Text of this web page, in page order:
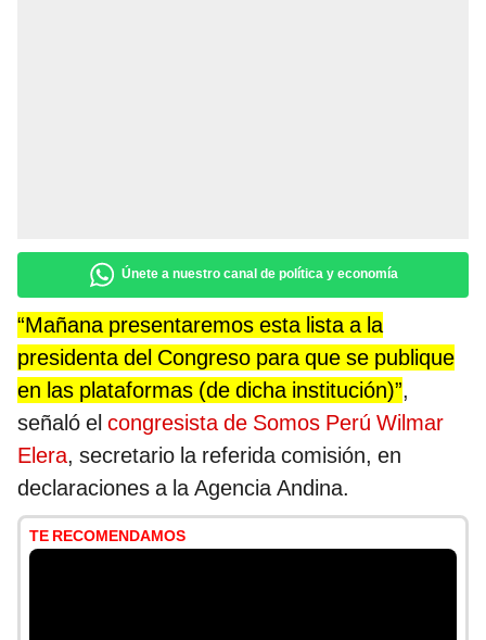
Únete a nuestro canal de política y economía
“Mañana presentaremos esta lista a la
presidenta del Congreso para que se publique
en las plataformas (de dicha institución)”,
señaló el congresista de Somos Perú Wilmar
Elera, secretario la referida comisión, en
declaraciones a la Agencia Andina.
TE RECOMENDAMOS